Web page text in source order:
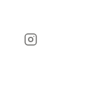
Instagram